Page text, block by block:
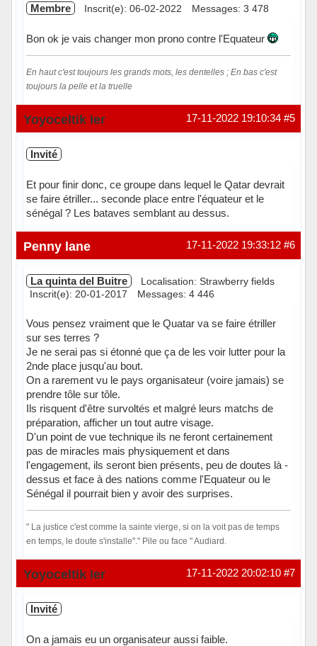
Membre Inscrit(e): 06-02-2022 Messages: 3 478
Bon ok je vais changer mon prono contre l'Equateur
En haut c'est toujours les grands mots, les dentelles ; En bas c'est
toujours la pelle et la truelle
Hors ligne #5
17-11-2022 19:10:34
Yoyoceltik Ier
Invité
Et pour finir donc, ce groupe dans lequel le Qatar devrait
se faire étriller... seconde place entre l'équateur et le
sénégal ? Les bataves semblant au dessus.
#6
17-11-2022 19:33:12
Penny lane
La quinta del Buitre
Localisation: Strawberry fields
Inscrit(e): 20-01-2017
Messages: 4 446
Vous pensez vraiment que le Quatar va se faire étriller
sur ses terres ?
Je ne serai pas si étonné que ça de les voir lutter pour la
2nde place jusqu'au bout.
On a rarement vu le pays organisateur (voire jamais) se
prendre tôle sur tôle.
Ils risquent d'être survoltés et malgré leurs matchs de
préparation, afficher un tout autre visage.
D'un point de vue technique ils ne feront certainement
pas de miracles mais physiquement et dans
l'engagement, ils seront bien présents, peu de doutes là -
dessus et face à des nations comme l'Equateur ou le
Sénégal il pourrait bien y avoir des surprises.
" La justice c'est comme la sainte vierge, si on la voit pas de temps
en temps, le doute s'installe"." Pile ou face " Audiard.
Hors ligne #7
17-11-2022 20:02:10
Yoyoceltik Ier
Invité
On a jamais eu un organisateur aussi faible.